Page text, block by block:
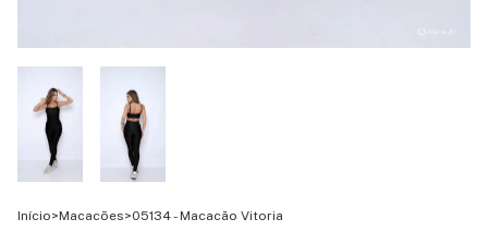
Início>Macacões>05134 - Macacão Vitoria